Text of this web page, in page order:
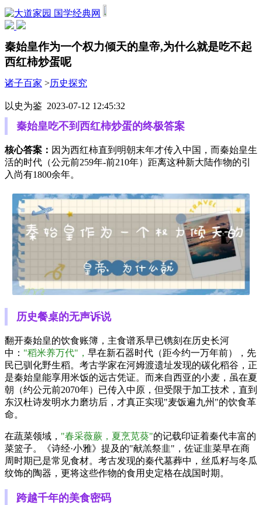
国学经典网
秦始皇作为一个权力倾天的皇帝,为什么就是吃不起
西红柿炒蛋呢
诸子百家 >历史探究
以史为鉴 2023-07-12 12:45:32
秦始皇吃不到西红柿炒蛋的终极答案
核心答案： 因为西红柿直到明朝末年才传入中国，而秦始皇生
活的时代（公元前259年-前210年）距离这种新大陆作物的引
入尚有1800余年。
历史餐桌的无声诉说
翻开秦始皇的饮食账簿，主食谱系早已镌刻在历史长河
中： "稻米养万代"， 早在新石器时代（距今约一万年前），先
民已驯化野生稻。考古学家在河姆渡遗址发现的碳化稻谷，正
是秦始皇能享用米饭的远古凭证。而来自西亚的小麦，虽在夏
朝（约公元前2070年）已传入中原，但受限于加工技术，直到
东汉杜诗发明水力磨坊后，才真正实现"麦饭遍九州"的饮食革
命。
在蔬菜领域， "春采薇蕨，夏烹苋葵"的记载印证着秦代丰富的
菜篮子。《诗经·小雅》提及的"献羔祭韭"，佐证韭菜早在商
周时期已是常见食材。考古发现的秦代墓葬中，丝瓜籽与冬瓜
纹饰的陶器，更将这些作物的食用史定格在战国时期。
跨越千年的美食密码